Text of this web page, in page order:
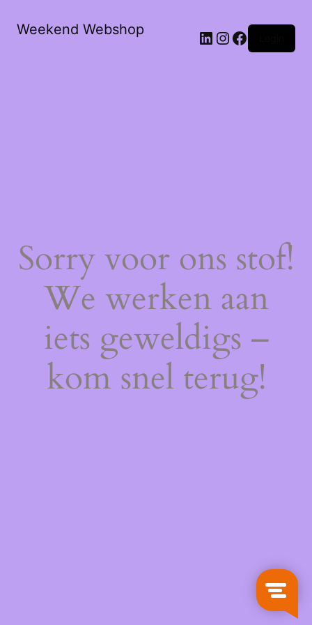
Weekend Webshop LinkedIn
Instagram
Facebook
Sorry voor ons stof!
We werken aan
iets geweldigs –
kom snel terug!